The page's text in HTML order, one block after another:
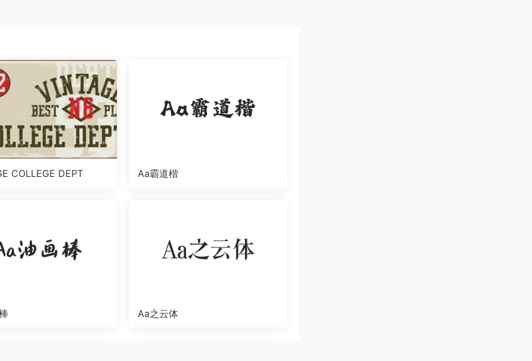
COLLEGE DEPT Aa霸道楷
Aa之云体